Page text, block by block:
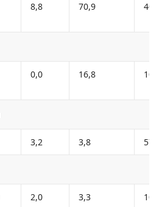
8,8 70,9 400
0,0 16,8 101
3,2 3,8 57
2,0 3,3 103